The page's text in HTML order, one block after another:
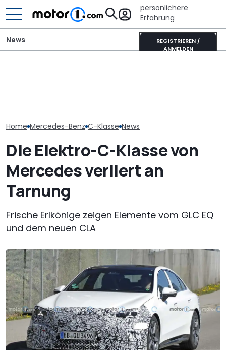
persönlichere
Erfahrung
REGISTRIEREN /
ANMELDEN
News
Home Mercedes-Benz C-Klasse News
Die Elektro-C-Klasse von
Mercedes verliert an
Tarnung
Frische Erlkönige zeigen Elemente vom GLC EQ
und dem neuen CLA